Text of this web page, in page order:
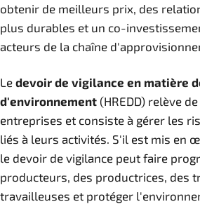
obtenir de meilleurs prix, des
plus durables et un co-
acteurs de la chaîne
Le devoir de vigilance en matière
d'environnement (HREDD) relève
entreprises et consiste à gérer les
liés à leurs activités. S'il est mis en
le devoir de vigilance peut faire
producteurs, des productrices, des
travailleuses et protéger